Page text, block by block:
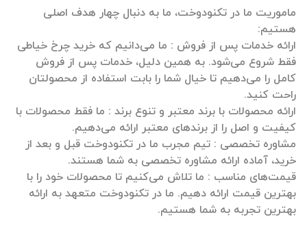
ماموریت ما در تکنودوخت، ما به دنبال چهار هدف اصلی
ارائه خدمات پس از فروش : ما می‌دانیم که خرید چرخ خیاطی
فقط شروع می‌شود. به همین دلیل، خدمات پس از فروش
کامل را می‌دهیم تا خیال شما را بابت استفاده از محصولتان
ارائه محصولات با برند معتبر و تنوع برند : ما فقط محصولات با
مشاوره تخصصی : تیم مجرب ما در تکنودوخت قبل و بعد از
قیمت‌های مناسب : ما تلاش می‌کنیم تا محصولات خود را با
بهترین قیمت ارائه دهیم. ما در تکنودوخت متعهد به ارائه
بهترین تجربه به شما هستیم.